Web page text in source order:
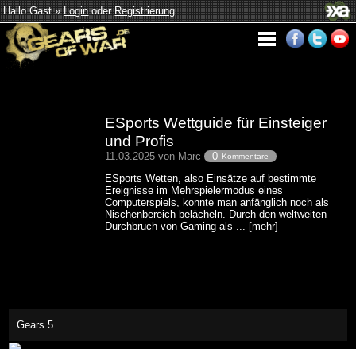
Hallo Gast »LoginoderRegistrierung
ESports Wettguide für Einsteiger
und Profis
11.03.2025 von Marc 0 Kommentare
ESports Wetten, also Einsätze auf bestimmte
Ereignisse im Mehrspielermodus eines
Computerspiels, konnte man anfänglich noch als
Nischenbereich belächeln. Durch den weltweiten
Durchbruch von Gaming als ... [mehr]
Gears 5